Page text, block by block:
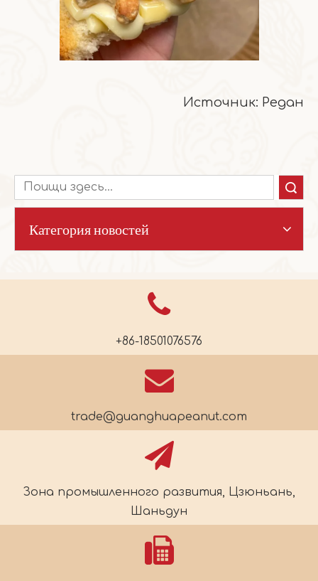
Источник: Редан
Категория новостей
+86-18501076576
trade@guanghuapeanut.com
Зона промышленного развития, Цзюньань,
Шаньдун